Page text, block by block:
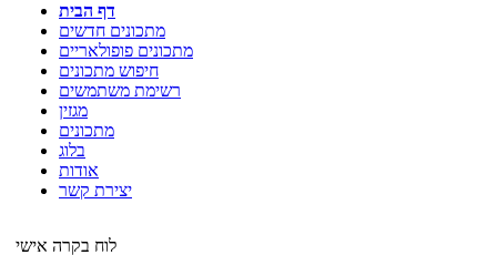
דף הבית
מתכונים חדשים
מתכונים פופולאריים
חיפוש מתכונים
רשימת משתמשים
מגזין
מתכונים
בלוג
אודות
יצירת קשר
לוח בקרה אישי